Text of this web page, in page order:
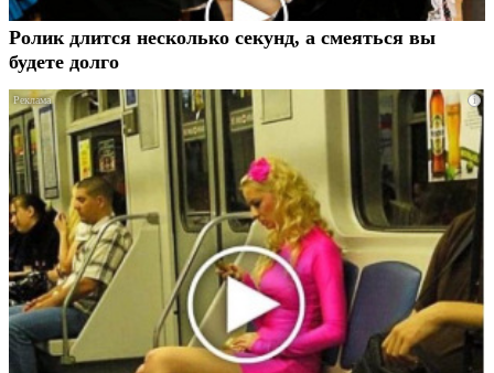
Ролик длится несколько секунд, а смеяться вы
будете долго
i